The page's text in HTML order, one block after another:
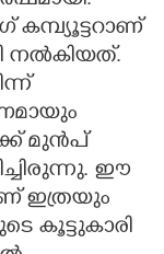
കമ്പ്യൂട്ടറാണ്
നൽകിയത്.
മുൻപ്
ഈ
ഇത്രയും
കൂട്ടുകാരി